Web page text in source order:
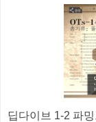
딥다이브 1-2 파